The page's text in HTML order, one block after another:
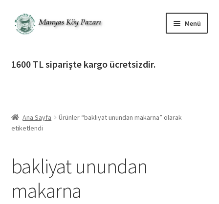
Dolaşıma
geç
İçeriğe
geç
Menü
Giriş Yap / Üye Ol
1600 TL siparişte kargo ücretsizdir.
Ana Sayfa
Ürünler “bakliyat unundan makarna” olarak
etiketlendi
bakliyat unundan
makarna